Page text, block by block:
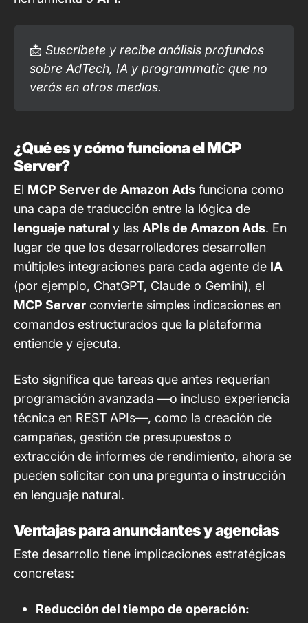
📩 Suscríbete y recibe análisis profundos
sobre AdTech, IA y programmatic que no
verás en otros medios.
¿Qué es y cómo funciona el MCP
Server?
El MCP Server de Amazon Ads funciona como
una capa de traducción entre la lógica de
lenguaje natural y las APIs de Amazon Ads. En
lugar de que los desarrolladores desarrollen
múltiples integraciones para cada agente de IA
(por ejemplo, ChatGPT, Claude o Gemini), el
MCP Server convierte simples indicaciones en
comandos estructurados que la plataforma
entiende y ejecuta.
Esto significa que tareas que antes requerían
programación avanzada —o incluso experiencia
técnica en REST APIs—, como la creación de
campañas, gestión de presupuestos o
extracción de informes de rendimiento, ahora se
pueden solicitar con una pregunta o instrucción
en lenguaje natural.
Ventajas para anunciantes y agencias
Este desarrollo tiene implicaciones estratégicas
concretas:
Reducción del tiempo de operación: